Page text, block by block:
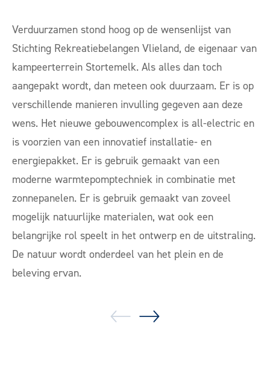
Verduurzamen stond hoog op de wensenlijst van
Stichting Rekreatiebelangen Vlieland, de eigenaar van
kampeerterrein Stortemelk. Als alles dan toch
aangepakt wordt, dan meteen ook duurzaam. Er is op
verschillende manieren invulling gegeven aan deze
wens. Het nieuwe gebouwencomplex is all-electric en
is voorzien van een innovatief installatie- en
energiepakket. Er is gebruik gemaakt van een
moderne warmtepomptechniek in combinatie met
zonnepanelen. Er is gebruik gemaakt van zoveel
mogelijk natuurlijke materialen, wat ook een
belangrijke rol speelt in het ontwerp en de uitstraling.
De natuur wordt onderdeel van het plein en de
beleving ervan.